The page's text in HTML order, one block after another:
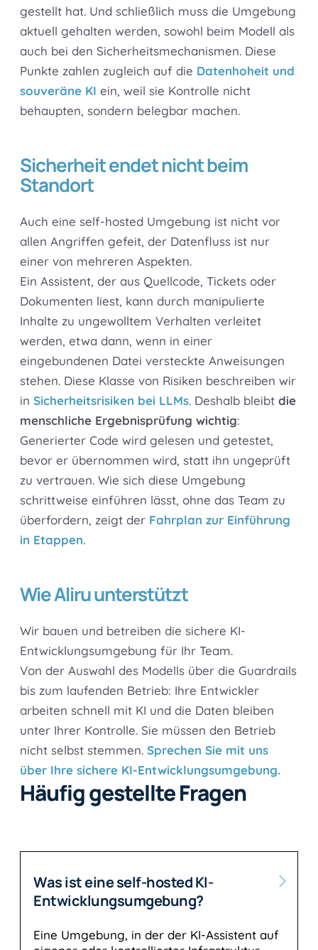
gestellt hat. Und schließlich muss die Umgebung
aktuell gehalten werden, sowohl beim Modell als
auch bei den Sicherheitsmechanismen. Diese
Punkte zahlen zugleich auf die Datenhoheit und
souveräne KI ein, weil sie Kontrolle nicht
behaupten, sondern belegbar machen.
Sicherheit endet nicht beim
Standort
Auch eine self-hosted Umgebung ist nicht vor
allen Angriffen gefeit, der Datenfluss ist nur
einer von mehreren Aspekten.
Ein Assistent, der aus Quellcode, Tickets oder
Dokumenten liest, kann durch manipulierte
Inhalte zu ungewolltem Verhalten verleitet
werden, etwa dann, wenn in einer
eingebundenen Datei versteckte Anweisungen
stehen. Diese Klasse von Risiken beschreiben wir
in Sicherheitsrisiken bei LLMs. Deshalb bleibt die
menschliche Ergebnisprüfung wichtig:
Generierter Code wird gelesen und getestet,
bevor er übernommen wird, statt ihn ungeprüft
zu vertrauen. Wie sich diese Umgebung
schrittweise einführen lässt, ohne das Team zu
überfordern, zeigt der Fahrplan zur Einführung
in Etappen.
Wie Aliru unterstützt
Wir bauen und betreiben die sichere KI-
Entwicklungsumgebung für Ihr Team.
Von der Auswahl des Modells über die Guardrails
bis zum laufenden Betrieb: Ihre Entwickler
arbeiten schnell mit KI und die Daten bleiben
unter Ihrer Kontrolle. Sie müssen den Betrieb
nicht selbst stemmen. Sprechen Sie mit uns
über Ihre sichere KI-Entwicklungsumgebung.
Häufig gestellte Fragen
Was ist eine self-hosted KI-
Entwicklungsumgebung?
Eine Umgebung, in der der KI-Assistent auf